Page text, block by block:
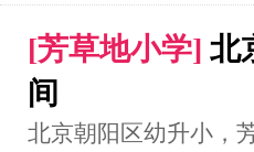
[芳草地小学] 北
间
北京朝阳区幼升小，